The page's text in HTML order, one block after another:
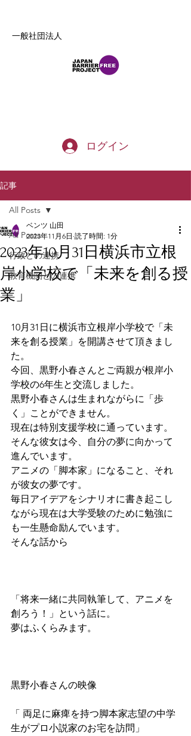
一般社団法人
ログイン
記事
All Posts
行政との連携
教育機関との連携
All Posts
2023年10月31日横浜市立根
岸小学校で「未来を創る授
業」
ベンツ 山田
2023年11月6日 読了時間: 1分
10月31日に横浜市立根岸小学校で「未
来を創る授業」を開講させて頂きまし
た。
今回、黒野小春さんとご両親が根岸小
学校の6年生と交流しました。
黒野小春さんは生まれながらに「歩
く」ことができません。
現在は特別支援学校に通っています。
そんな彼女は今、自分の夢に向かって
進んでいます。
アニメの「脚本家」になること、それ
が彼女の夢です。
毎日アイデアをシナリオに書き起こし
ながら現在は大学受験のために勉強に
も一生懸命励んでいます。
そんな話から
「将来一緒に共同執筆して、アニメを
創ろう！」という話に。
夢はふくらみます。
黒野小春さんの映像
「 両足に麻痺を持つ脚本家志望の中学
生がプロ小説家のお宅を訪問」